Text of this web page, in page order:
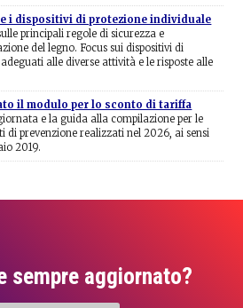
i dispositivi di protezione individuale
principali regole di sicurezza e
del legno. Focus sui dispositivi di
alle diverse attività e le risposte alle
il modulo per lo sconto di tariffa
e la guida alla compilazione per le
di prevenzione realizzati nel 2026, ai sensi
2019.
sempre aggiornato?